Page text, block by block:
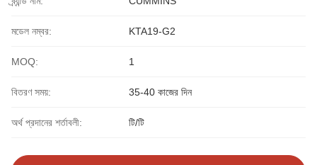
মডেল নম্বর: KTA19-G2
MOQ: 1
বিতরণ সময়: 35-40 কাজের দিন
অর্থ প্রদানের শর্তাবলী: টি/টি